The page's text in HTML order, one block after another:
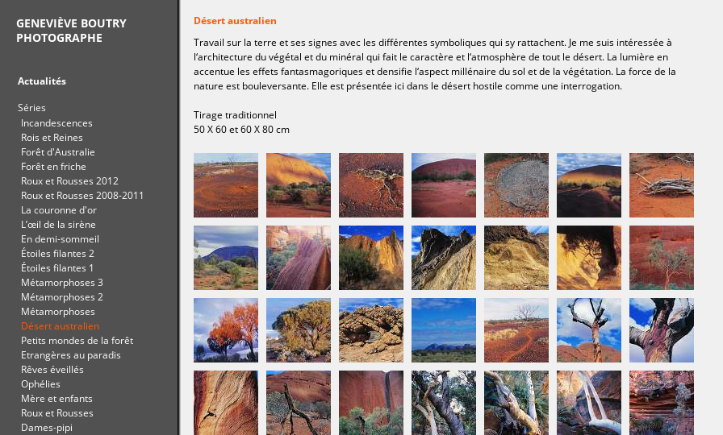
Désert australien
Travail sur la terre et ses signes avec les différentes symboliques qui sy rattachent. Je me suis intéressée à
l‘architecture du végétal et du minéral qui fait le caractère et l‘atmosphère de tout le désert. La lumière en
accentue les effets fantasmagoriques et densifie l‘aspect millénaire du sol et de la végétation. La force de la
nature est bouleversante. Elle est présentée ici dans le désert hostile comme une interrogation.
Tirage traditionnel
50 X 60 et 60 X 80 cm
GENEVIÈVE BOUTRY
PHOTOGRAPHE
Actualités
Séries
Incandescences
Rois et Reines
Forêt d'Australie
Forêt en friche
Roux et Rousses 2012
Roux et Rousses 2008-2011
La couronne d'or
L’œil de la sirène
En demi-sommeil
Étoiles filantes 2
Étoiles filantes 1
Métamorphoses 3
Métamorphoses 2
Métamorphoses
Désert australien
Petits mondes de la forêt
Etrangères au paradis
Rêves éveillés
Ophélies
Mère et enfants
Roux et Rousses
Dames-pipi